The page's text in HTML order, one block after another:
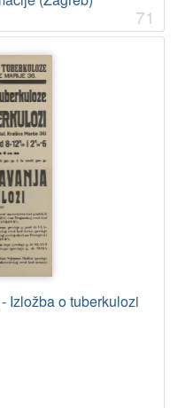
71
Izložba o tuberkulozi